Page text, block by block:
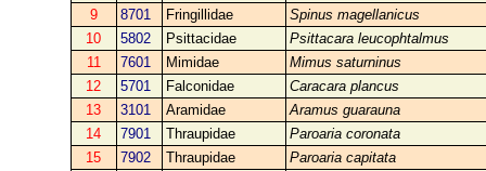
9
8701 Fringillidae
Spinus magellanicus
10
5802 Psittacidae
Psittacara leucophtalmus
11
7601 Mimidae
Mimus saturninus
12
5701 Falconidae
Caracara plancus
13
3101 Aramidae
Aramus guarauna
14
7901 Thraupidae
Paroaria coronata
15
7902 Thraupidae
Paroaria capitata